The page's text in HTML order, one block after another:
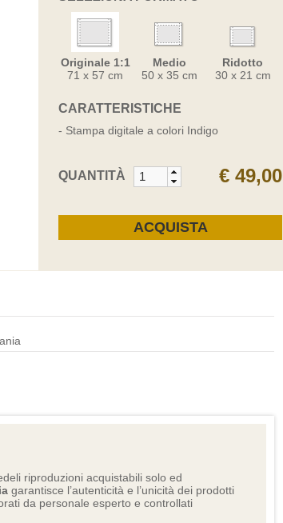
Originale 1:1
71 x 57 cm
Medio
50 x 35 cm
Ridotto
30 x 21 cm
CARATTERISTICHE
- Stampa digitale a colori Indigo
QUANTITÀ € 49,00
riproduzioni acquistabili solo ed
garantisce l’autenticità e l’unicità dei prodotti
da personale esperto e controllati